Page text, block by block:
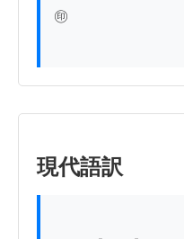
㊞
現代語訳